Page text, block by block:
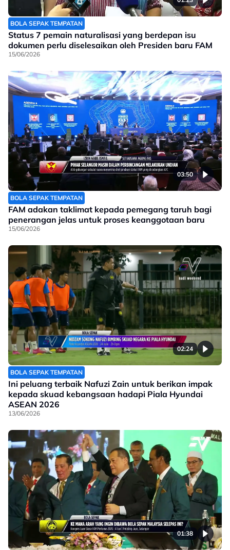
BOLA SEPAK TEMPATAN
Status 7 pemain naturalisasi yang berdepan isu
dokumen perlu diselesaikan oleh Presiden baru FAM
15/06/2026
03:50
BOLA SEPAK TEMPATAN
FAM adakan taklimat kepada pemegang taruh bagi
penerangan jelas untuk proses keanggotaan baru
15/06/2026
02:24
BOLA SEPAK TEMPATAN
Ini peluang terbaik Nafuzi Zain untuk berikan impak
kepada skuad kebangsaan hadapi Piala Hyundai
ASEAN 2026
13/06/2026
01:38